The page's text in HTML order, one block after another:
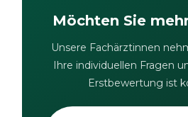
Möchten Sie
Unsere Fachärztinnen
Ihre individuellen Fragen
Erstbewertung ist